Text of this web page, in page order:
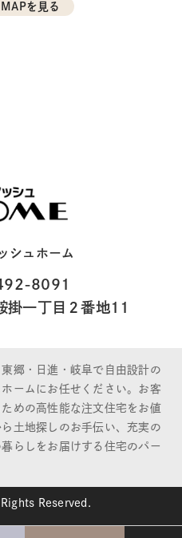
MAPを見る
シュホーム
8091
掛一丁目２番地11
郷・日進・岐阜で自由設計の
ームにお任せください。お客
めの高性能な注文住宅をお値
土地探しのお手伝い、充実の
らしをお届けする住宅のパー
Reserved.